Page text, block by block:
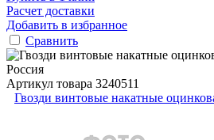
Расчет доставки
Добавить в избранное
Сравнить
Артикул товара 3240511
Гвозди винтовые накатные